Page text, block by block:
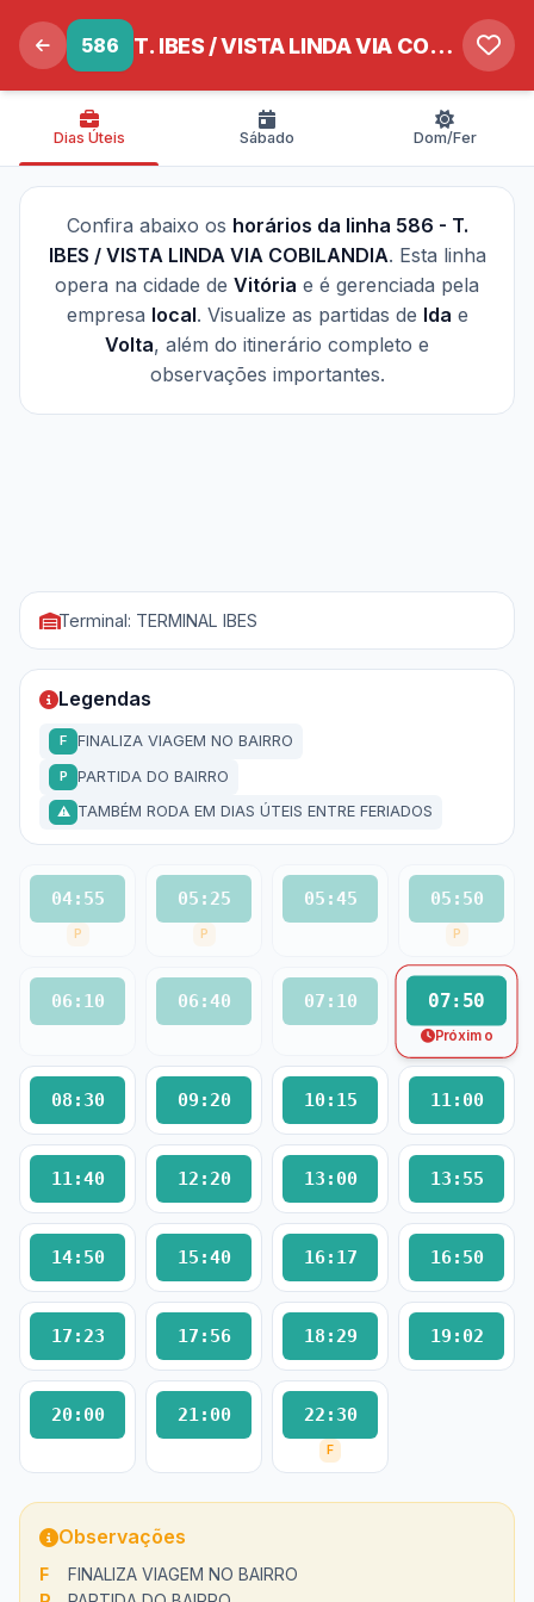
586 T. IBES / VISTA LINDA VIA COBILANDIA
Dias Úteis Sábado Dom/Fer
Confira abaixo os horários da linha 586 - T.
IBES / VISTA LINDA VIA COBILANDIA. Esta linha
opera na cidade de Vitória e é gerenciada pela
empresa local. Visualize as partidas de Ida e
Volta, além do itinerário completo e
observações importantes.
Terminal: TERMINAL IBES
Legendas
F FINALIZA VIAGEM NO BAIRRO
P PARTIDA DO BAIRRO
⚠ TAMBÉM RODA EM DIAS ÚTEIS ENTRE FERIADOS
04:55
P
05:25
P
05:45 05:50
P
06:10 06:40 07:10 07:50
Próximo
08:30 09:20 10:15 11:00
11:40 12:20 13:00 13:55
14:50 15:40 16:17 16:50
17:23 17:56 18:29 19:02
20:00 21:00 22:30
F
Observações
F
FINALIZA VIAGEM NO BAIRRO